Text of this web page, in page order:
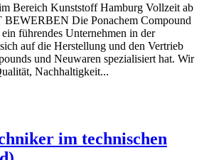
Bereich Kunststoff Hamburg Vollzeit ab
BEWERBEN Die Ponachem Compound
führendes Unternehmen in der
auf die Herstellung und den Vertrieb
und Neuwaren spezialisiert hat. Wir
Nachhaltigkeit...
im technischen